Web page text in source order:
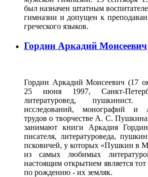
был назначен штатным
гимназии и допущен к
греческого языков.
Гордин Аркадий Моисеевич
Гордин Аркадий Моисеевич (17
25 июня 1997, Санкт-
литературовед,
исследований, монографий и
трудов о творчестве А. С. Пушкина
занимают книги Аркадия
писателя, литературоведа,
псковичей, у которых «Пушкин в
из самых любимых
настоящим открытием является тот
по рождению - их земляк.